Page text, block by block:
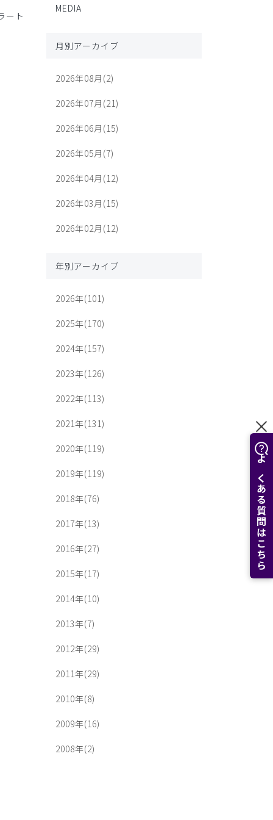
よくある質問はこちら
ート
MEDIA
月別アーカイブ
2026年08月(2)
2026年07月(21)
2026年06月(15)
2026年05月(7)
2026年04月(12)
2026年03月(15)
2026年02月(12)
年別アーカイブ
2026年(101)
2025年(170)
2024年(157)
2023年(126)
2022年(113)
2021年(131)
2020年(119)
2019年(119)
2018年(76)
2017年(13)
2016年(27)
2015年(17)
2014年(10)
2013年(7)
2012年(29)
2011年(29)
2010年(8)
2009年(16)
2008年(2)